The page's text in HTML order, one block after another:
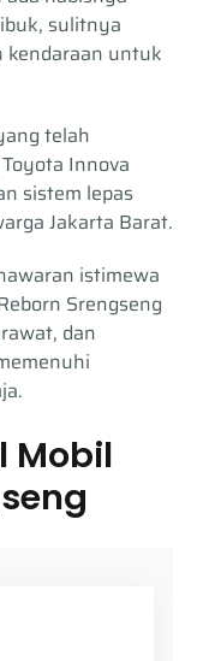
sulitnya
kendaraan untuk
telah
Innova
sistem lepas
Jakarta Barat.
istimewa
Srengseng
dan
Mobil